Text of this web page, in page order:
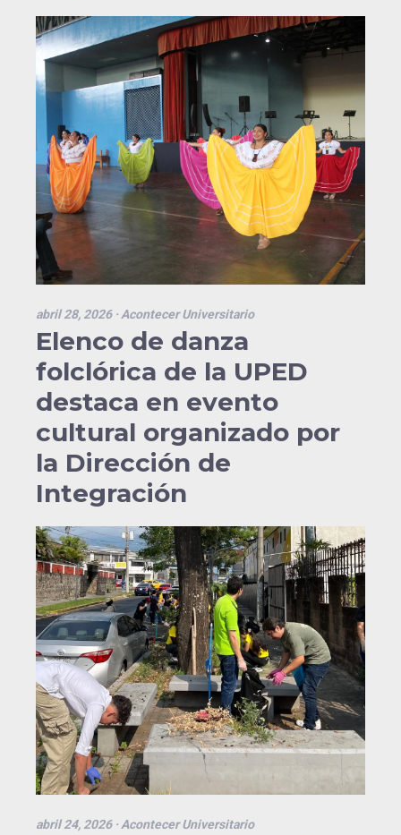
abril 28, 2026· Acontecer Universitario
Elenco de danza
folclórica de la UPED
destaca en evento
cultural organizado por
la Dirección de
Integración
abril 24, 2026· Acontecer Universitario